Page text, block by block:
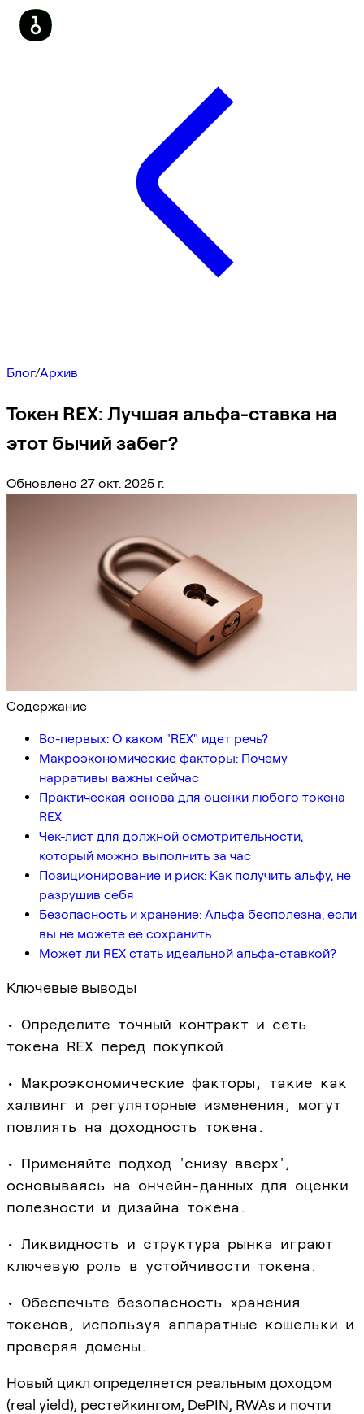
Блог/Архив
Токен REX: Лучшая альфа-ставка на
этот бычий забег?
Обновлено 27 окт. 2025 г.
Содержание
Во-первых: О каком "REX" идет речь?
Макроэкономические факторы: Почему
нарративы важны сейчас
Практическая основа для оценки любого токена
REX
Чек-лист для должной осмотрительности,
который можно выполнить за час
Позиционирование и риск: Как получить альфу, не
разрушив себя
Безопасность и хранение: Альфа бесполезна, если
вы не можете ее сохранить
Может ли REX стать идеальной альфа-ставкой?
Ключевые выводы
• Определите точный контракт и сеть
токена REX перед покупкой.
• Макроэкономические факторы, такие как
халвинг и регуляторные изменения, могут
повлиять на доходность токена.
• Применяйте подход 'снизу вверх',
основываясь на ончейн-данных для оценки
полезности и дизайна токена.
• Ликвидность и структура рынка играют
ключевую роль в устойчивости токена.
• Обеспечьте безопасность хранения
токенов, используя аппаратные кошельки и
проверяя домены.
Новый цикл определяется реальным доходом
(real yield), рестейкингом, DePIN, RWAs и почти